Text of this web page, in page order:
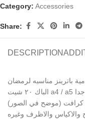
Category: Accessories
Share:
DESCRIPTION
كرافت (موضح في الصور)